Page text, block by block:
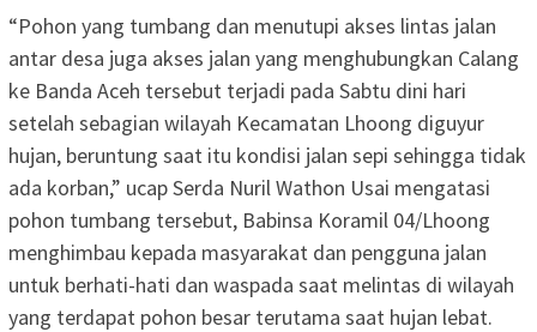
“Pohon yang tumbang dan menutupi akses lintas jalan
antar desa juga akses jalan yang menghubungkan Calang
ke Banda Aceh tersebut terjadi pada Sabtu dini hari
setelah sebagian wilayah Kecamatan Lhoong diguyur
hujan, beruntung saat itu kondisi jalan sepi sehingga tidak
ada korban,” ucap Serda Nuril Wathon Usai mengatasi
pohon tumbang tersebut, Babinsa Koramil 04/Lhoong
menghimbau kepada masyarakat dan pengguna jalan
untuk berhati-hati dan waspada saat melintas di wilayah
yang terdapat pohon besar terutama saat hujan lebat.